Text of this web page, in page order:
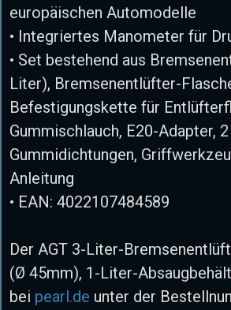
europäischen Automodelle
• Integriertes Manometer für
• Set bestehend aus
Liter), Bremsenentlüfter-
Befestigungskette für
Gummischlauch, E20-Adapter, 2
Gummidichtungen,
Anleitung
• EAN: 4022107484589
Der AGT 3-Liter-
(Ø 45mm), 1-Liter-
bei pearl.de unter der